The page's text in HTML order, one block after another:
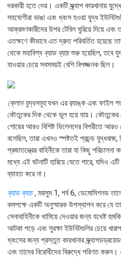
দরকারী হতে দেয়। একটি স্ক্র্যাপ কারখানায়
সহযোগীরা ভাঙা এবং ধ্বংস হওয়া যুদ্ধ
আক্রমণকারীদের উপর টেবিল ঘুরিয়ে দিয়ে
এতক্ষণে কীভাবে এত দ্রুত পরিবর্তিত হয়েছে
থেকে মহাবিশ্ব ব্যাড ব্যাচশুরু হয়েছিল, তবে
যাওয়ার চেয়ে সবসময়ই বেশি বিপজ্জনক ছিল।
ক্লোন যুদ্ধসমূহযখন এর র‌্যাঙ্ক এবং ফাইল
কৌতুকের দিক থেকে ভুল হয়ে যায়। কৌতুকের
শোয়ের আরও বিশিষ্ট ভিলেনদের বিপরীতে আরও
বলেছিল, তারা এখনও স্পষ্টতই প্রচন্ড
প্রজাতন্ত্রের বাহিনীকে তারা যা কিছু
মধ্যে এই ঘটনাটি হারিয়ে যেতে পারে, যদিও
ব্যাহত করে না।
ব্যাড ব্যাচ, মরসুম 1, পর্ব 6, ডেমোমিশনড
কমপক্ষে একটি অনুস্মারক উপস্থাপন করে যে
সেনাবাহিনীকে থামিয়ে দেওয়ার জন্য যথেষ্ট
আটকা পড়ে এবং সুরক্ষা ইউনিটগুলির চেয়ে
ধ্বংসের জন্য প্রস্তুত কারখানার
এবং তাদের বিরোধীদের বিরুদ্ধে পরিণত করুন।